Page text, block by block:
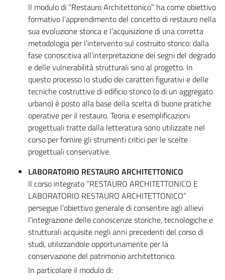
Il modulo di “Restauro Architettonico” ha come obiettivo
formativo l’apprendimento del concetto di restauro nella
sua evoluzione storica e l’acquisizione di una corretta
metodologia per l’intervento sul costruito storico: dalla
fase conoscitiva all’interpretazione dei segni del degrado
e delle vulnerabilità strutturali sino al progetto. In
questo processo lo studio dei caratteri figurativi e delle
tecniche costruttive di edificio storico (o di un aggregato
urbano) è posto alla base della scelta di buone pratiche
operative per il restauro. Teoria e esemplificazioni
progettuali tratte dalla letteratura sono utilizzate nel
corso per fornire gli strumenti critici per le scelte
progettuali conservative.
LABORATORIO RESTAURO ARCHITETTONICO
Il corso integrato “RESTAURO ARCHITETTONICO E
LABORATORIO RESTAURO ARCHITETTONICO”
persegue l’obiettivo generale di consentire agli allievi
l’integrazione delle conoscenze storiche, tecnologiche e
strutturali acquisite negli anni precedenti del corso di
studi, utilizzandole opportunamente per la
conservazione del patrimonio architettonico.
In particolare il modulo di: